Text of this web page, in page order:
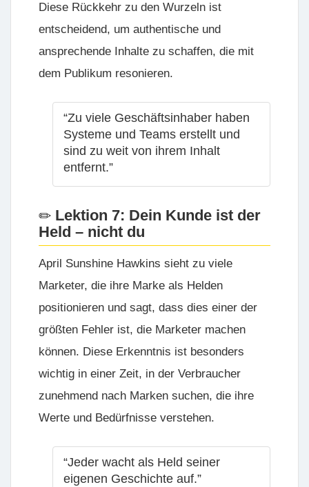
Diese Rückkehr zu den Wurzeln ist
entscheidend, um authentische und
ansprechende Inhalte zu schaffen, die mit
dem Publikum resonieren.
“Zu viele Geschäftsinhaber haben
Systeme und Teams erstellt und
sind zu weit von ihrem Inhalt
entfernt.”
Lektion 7: Dein Kunde ist der
Held – nicht du
April Sunshine Hawkins sieht zu viele
Marketer, die ihre Marke als Helden
positionieren und sagt, dass dies einer der
größten Fehler ist, die Marketer machen
können. Diese Erkenntnis ist besonders
wichtig in einer Zeit, in der Verbraucher
zunehmend nach Marken suchen, die ihre
Werte und Bedürfnisse verstehen.
“Jeder wacht als Held seiner
eigenen Geschichte auf.”